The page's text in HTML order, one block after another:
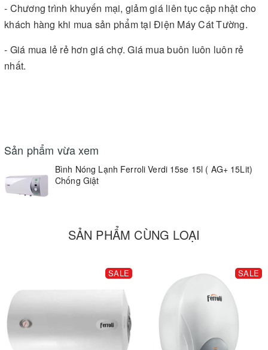
- Chương trình khuyến mại, giảm giá liên tục cập nhật cho
khách hàng khi mua sản phẩm tại Điện Máy Cát Tường.
- Giá mua lẻ rẻ hơn giá chợ. Giá mua buôn luôn luôn rẻ
nhất.
Sản phẩm vừa xem
Bình Nóng Lạnh Ferroli Verdi 15se 15l ( AG+ 15Lit)
Chống Giật
SẢN PHẨM CÙNG LOẠI
SALE SALE